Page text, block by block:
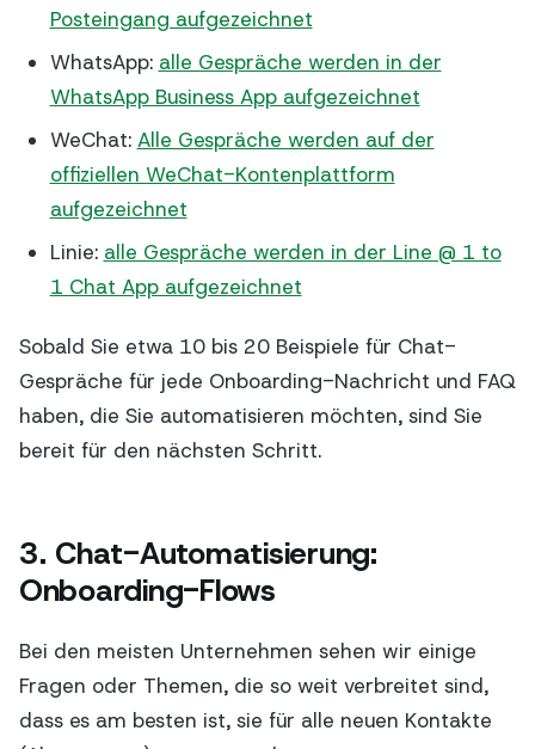
Posteingang aufgezeichnet
WhatsApp: alle Gespräche werden in der
WhatsApp Business App aufgezeichnet
WeChat: Alle Gespräche werden auf der
offiziellen WeChat-Kontenplattform
aufgezeichnet
Linie: alle Gespräche werden in der Line @ 1 to
1 Chat App aufgezeichnet
Sobald Sie etwa 10 bis 20 Beispiele für Chat-
Gespräche für jede Onboarding-Nachricht und FAQ
haben, die Sie automatisieren möchten, sind Sie
bereit für den nächsten Schritt.
3. Chat-Automatisierung:
Onboarding-Flows
Bei den meisten Unternehmen sehen wir einige
Fragen oder Themen, die so weit verbreitet sind,
dass es am besten ist, sie für alle neuen Kontakte